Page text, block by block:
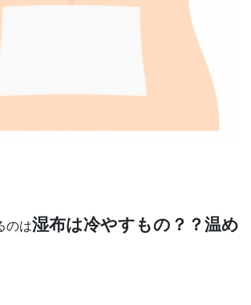
のは湿布は冷やすもの？？温め